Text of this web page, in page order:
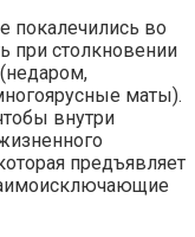
покалечились во
при столкновении
маты).
внутри
предъявляет